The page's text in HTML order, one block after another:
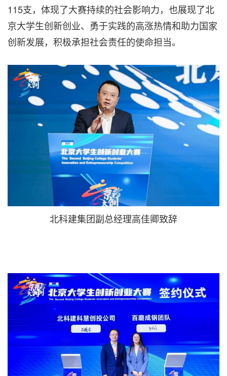
115支，体现了大赛持续的社会影响力，也展现了北
京大学生创新创业、勇于实践的高涨热情和助力国家
创新发展，积极承担社会责任的使命担当。
北科建集团副总经理高佳卿致辞